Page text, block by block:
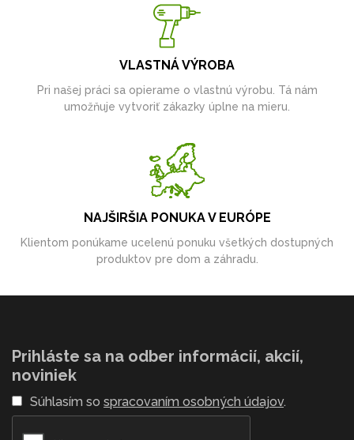
VLASTNÁ VÝROBA
Pri našej práci sa opierame o vlastnú výrobu. Tá nám
umožňuje vytvoriť zákazky úplne na mieru.
NAJŠIRŠIA PONUKA V EURÓPE
Klientom ponúkame ucelenú ponuku všetkých dostupných
produktov pre dom a záhradu.
Prihláste sa na odber informácií, akcií,
noviniek
Súhlasím so spracovaním osobných údajov.